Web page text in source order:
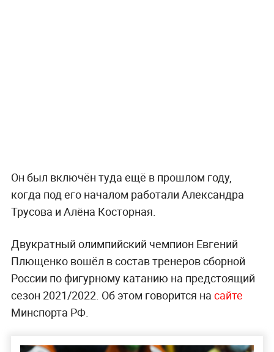
Он был включён туда ещё в прошлом году,
когда под его началом работали Александра
Трусова и Алёна Косторная.
Двукратный олимпийский чемпион Евгений
Плющенко вошёл в состав тренеров сборной
России по фигурному катанию на предстоящий
сезон 2021/2022. Об этом говорится на сайте
Минспорта РФ.